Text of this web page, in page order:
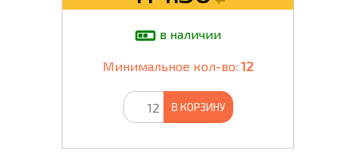
в наличии
Минимальное кол-во: 12
В КОРЗИНУ